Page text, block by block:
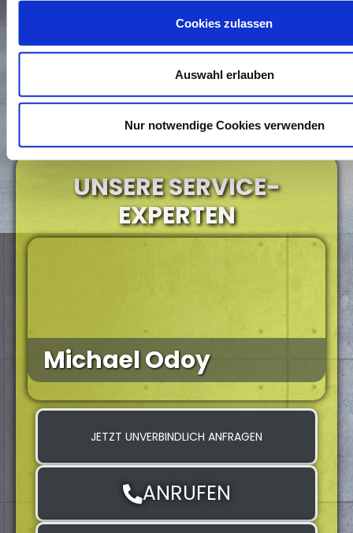
Cookies zulassen
Auswahl erlauben
Nur notwendige Cookies verwenden
UNSERE SERVICE-
EXPERTEN
Michael Odoy
JETZT UNVERBINDLICH ANFRAGEN
ANRUFEN
Angaben machen Sie auf freiwilliger Basis. Zur Bearbeitung
Sie uns in dem Kontaktformular zur Verfügung stellen. Wenn
Sie wissen möchten, wie wir mit Ihren personenbezogenen
Daten umgehen, können Sie dies in unsererDaten­schutz­
erklärungnachlesen.